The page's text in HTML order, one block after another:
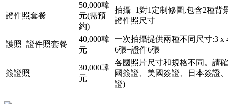
證件照套餐
50,000韓
元(需預
約)
拍攝+1對1定制修圖,包含2種背
證件照尺寸
護照+證件照套餐
40,000韓
元
一次拍攝提供兩種不同尺寸:3 x
6張+證件6張
簽證照
30,000韓
元
各國照片尺寸和規格不同。請
國簽證、美國簽證、日本簽證
證)